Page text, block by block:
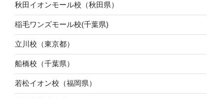
秋田イオンモール校（秋田県）
稲毛ワンズモール校(千葉県)
立川校（東京都）
船橋校（千葉県）
若松イオン校（福岡県）